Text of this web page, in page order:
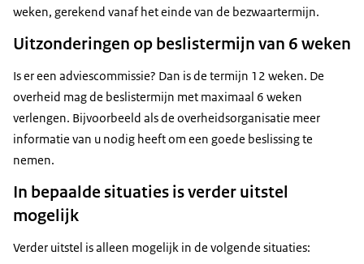
weken, gerekend vanaf het einde van de bezwaartermijn.
Uitzonderingen op beslistermijn van 6 weken
Is er een adviescommissie? Dan is de termijn 12 weken. De
overheid mag de beslistermijn met maximaal 6 weken
verlengen. Bijvoorbeeld als de overheidsorganisatie meer
informatie van u nodig heeft om een goede beslissing te
nemen.
In bepaalde situaties is verder uitstel
mogelijk
Verder uitstel is alleen mogelijk in de volgende situaties: